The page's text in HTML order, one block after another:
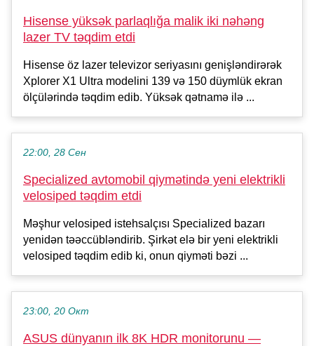
Hisense yüksək parlaqlığa malik iki nəhəng
lazer TV təqdim etdi
Hisense öz lazer televizor seriyasını genişləndirərək
Xplorer X1 Ultra modelini 139 və 150 düymlük ekran
ölçülərində təqdim edib. Yüksək qətnamə ilə ...
22:00, 28 Сен
Specialized avtomobil qiymətində yeni elektrikli
velosiped təqdim etdi
Məşhur velosiped istehsalçısı Specialized bazarı
yenidən təəccübləndirib. Şirkət elə bir yeni elektrikli
velosiped təqdim edib ki, onun qiyməti bəzi ...
23:00, 20 Окт
ASUS dünyanın ilk 8K HDR monitorunu —